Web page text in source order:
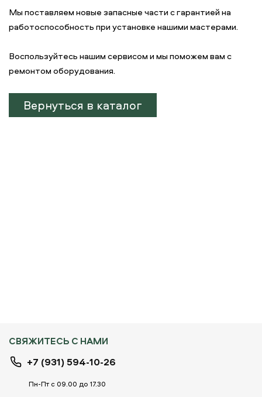
Мы поставляем новые запасные части с гарантией на
работоспособность при установке нашими мастерами.
Воспользуйтесь нашим сервисом и мы поможем вам с
ремонтом оборудования.
Вернуться в каталог
СВЯЖИТЕСЬ С НАМИ
+7 (931) 594-10-26
Пн-Пт с 09.00 до 17.30